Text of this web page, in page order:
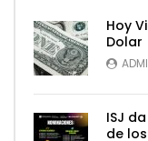
Hoy
Dolar
ISJ
de